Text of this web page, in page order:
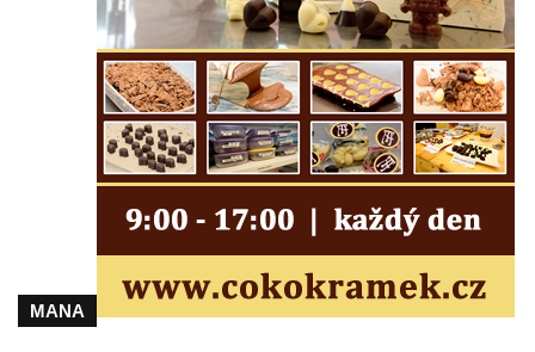
Busta Karla Maxe Schneidera v ZOO
Leipzig
Socha Iásón v ZOO Leipzig
Socha Mladý slon v ZOO Leipzig
Socha Býk v ZOO Dresden
Socha Uprchlý otrok bojuje s divokým psem
v ZOO Dresden
Socha slona v ZOO Dresden
Socha Faun s medvíďaty v ZOO Dresden
MANA